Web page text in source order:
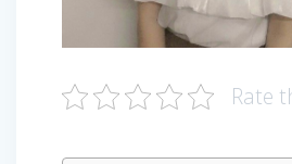
Rate